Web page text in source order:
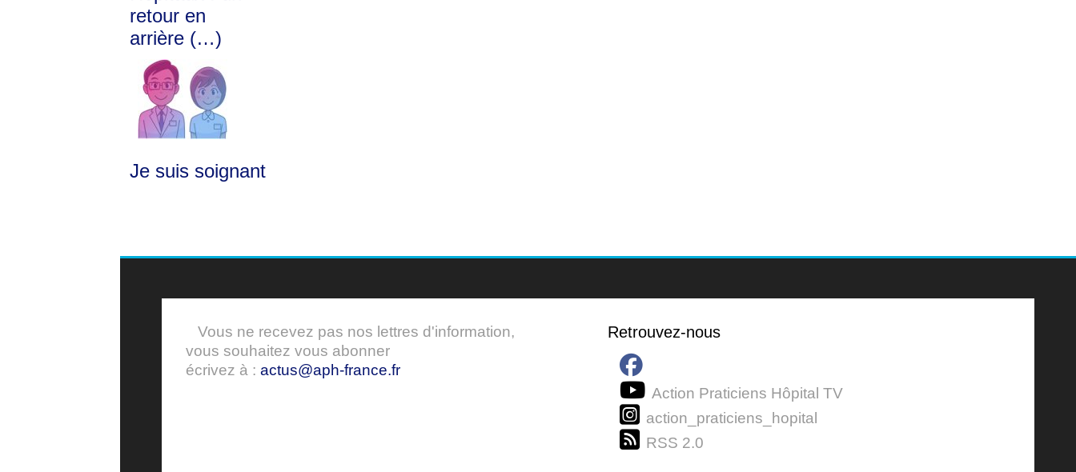
retour en
arrière (…)
Je suis soignant
Vous ne recevez pas nos lettres d'information,
vous souhaitez vous abonner
écrivez à : actus@aph-france.fr
Retrouvez-nous
Action Praticiens Hôpital TV
action_praticiens_hopital
RSS 2.0